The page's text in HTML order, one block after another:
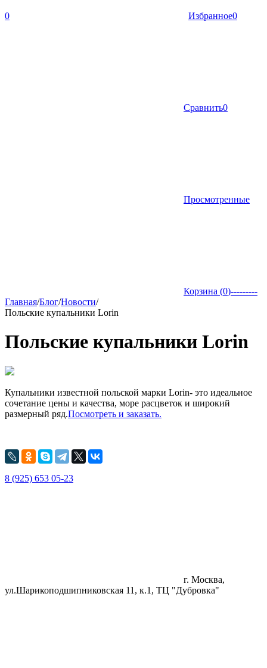
0 Избранное0
Сравнить0
Просмотренные
Корзина (0)---------
Главная/Блог/Новости/
Польские купальники Lorin
Польские купальники Lorin
Купальники известной польской марки Lorin- это идеальное
сочетание цены и качества, море расцветок и широкий
размерный ряд.Посмотреть и заказать.
8 (925) 653 05-23
г. Москва,
ул.Шарикоподшипниковская 11, к.1, ТЦ "Дубровка"